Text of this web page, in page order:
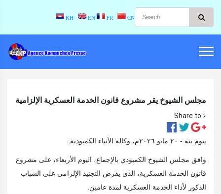
KH EN FR CN
مجلس الشيوخ يقر مشروع قانون الخدمة العسكرية الإلزامية
Share to ៖​
بنوم بنه - ٢٠ مايو ٢٠٢٦م، وكالة الأنباء الكمبودية:
وافق مجلس الشيوخ الكمبودي بالإجماع، اليوم الأربعاء، على مشروع
قانون الخدمة العسكرية، الذي يفرض التجنيد الإلزامي على الشباب
الذكور لأداء الخدمة العسكرية لمدة عامين.